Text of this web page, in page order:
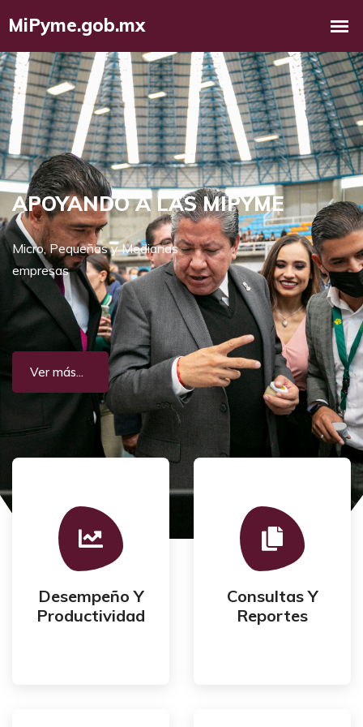
APOYANDO A LAS MIPYME
Micro, Pequeñas y Medianas
empresas
Ver más...
Desempeño Y
Productividad
Indicadores
efectividad de las
tareas
Consultas Y
Reportes
Reportes
pública a los